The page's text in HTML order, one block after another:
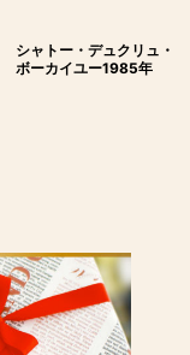
シャトー・デュクリュ・
ボーカイユー1985年